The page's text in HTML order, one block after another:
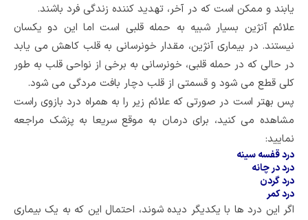
یابند و ممکن است که در آخر، تهدید کننده زندگی فرد باشند.
علائم آنژین بسیار شبیه به حمله قلبی است اما این دو یکسان
نیستند. در بیماری آنژین، مقدار خونرسانی به قلب کاهش می یابد
در حالی که در حمله قلبی، خونرسانی به برخی از نواحی قلب به طور
کلی قطع می شود و قسمتی از قلب دچار بافت مردگی می شود.
پس بهتر است در صورتی که علائم زیر را به همراه درد بازوی راست
مشاهده می کنید، برای درمان به موقع سریعا به پزشک مراجعه
نمایید:
درد قفسه سینه
درد در چانه
درد گردن
درد کمر
اگر این درد ها با یکدیگر دیده شوند، احتمال این که به یک بیماری